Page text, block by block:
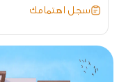
سجل اهتمامك